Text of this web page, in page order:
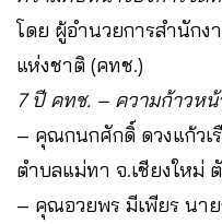
โดย ผู้อำนวยการสำนัก
แห่งชาติ (คทช.)
7 ปี คทช. – ความก้าวห
– คุณกนกศักดิ์ ดวงแก้วเ
ตำบลแม่ทา จ.เชียงใหม่
– คุณอวยพร มีเพียร นา